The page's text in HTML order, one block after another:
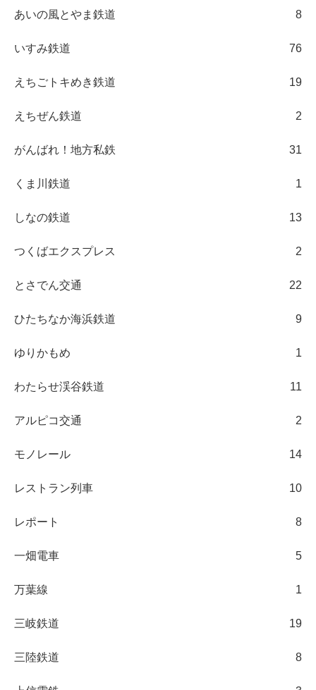
あいの風とやま鉄道 8
いすみ鉄道 76
えちごトキめき鉄道 19
えちぜん鉄道 2
がんばれ！地方私鉄 31
くま川鉄道 1
しなの鉄道 13
つくばエクスプレス 2
とさでん交通 22
ひたちなか海浜鉄道 9
ゆりかもめ 1
わたらせ渓谷鉄道 11
アルピコ交通 2
モノレール 14
レストラン列車 10
レポート 8
一畑電車 5
万葉線 1
三岐鉄道 19
三陸鉄道 8